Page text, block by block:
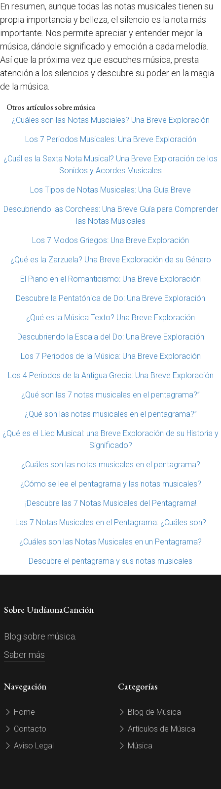
En resumen, aunque todas las notas musicales tienen su
propia importancia y belleza, el silencio es la nota más
importante. Nos permite apreciar y entender mejor la
música, dándole significado y emoción a cada melodía.
Así que la próxima vez que escuches música, presta
atención a los silencios y descubre su poder en la magia
de la música.
Otros artículos sobre música
¿Cuáles son las Notas Musciales? Una Breve Exploración
Los 7 Periodos Musicales: Una Breve Exploración
¿Cuál es la Sexta Nota Musical? Una Breve Exploración de los
Sonidos y Acordes Musicales
Los Tipos de Notas Musicales: Una Guía Breve
Descubriendo las Corcheas: Una Breve Guía para Comprender
las Notas Musicales
Los 7 Modos Griegos: Una Breve Exploración
¿Qué es la Zarzuela? Una Breve Exploración de su Género
El Piano en el Romanticismo: Una Breve Exploración
Descubre la Pentatónica de Do: Una Breve Exploración
¿Qué es la Música Texto? Una Breve Exploración
Descubriendo la Escala del Do: Una Breve Exploración
Los 7 Periodos de la Música: Una Breve Exploración
Los 4 Periodos de la Antigua Grecia: Una Breve Exploración
¿Qué son las 7 notas musicales en el pentagrama?”
¿Qué son las notas musicales en el pentagrama?”
¿Qué es el Lied Musical: una Breve Exploración de su Historia y
Significado?
¿Cuáles son las notas musicales en el pentagrama?
¿Cómo se lee el pentagrama y las notas musicales?
¡Descubre las 7 Notas Musicales del Pentagrama!
Las 7 Notas Musicales en el Pentagrama: ¿Cuáles son?
¿Cuáles son las Notas Musicales en un Pentagrama?
Descubre el pentagrama y sus notas musicales
Sobre UndíaunaCanción
Blog sobre música.
Saber más
Navegación
Home
Contacto
Aviso Legal
Categorías
Blog de Música
Artículos de Música
Música